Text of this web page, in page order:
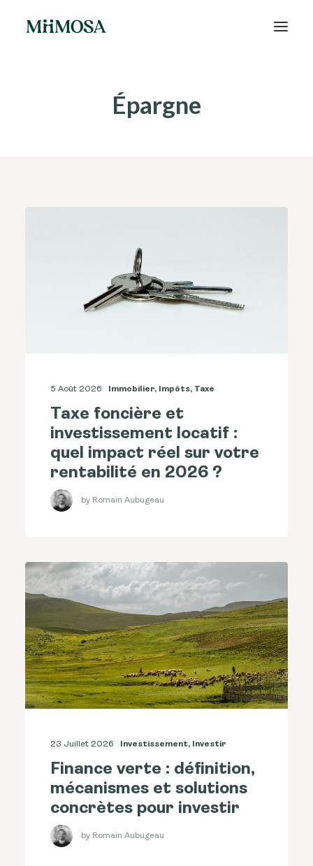
Épargne
5 Août 2026 Immobilier, Impôts, Taxe
Taxe foncière et
investissement locatif :
quel impact réel sur votre
rentabilité en 2026 ?
by Romain Aubugeau
23 Juillet 2026 Investissement, Investir
Finance verte : définition,
mécanismes et solutions
concrètes pour investir
by Romain Aubugeau